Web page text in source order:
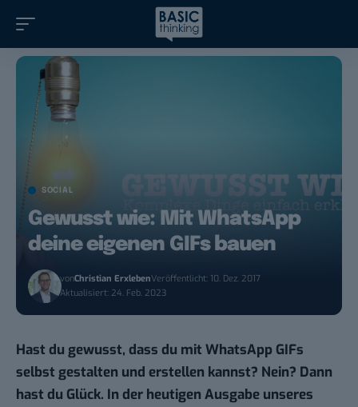
SOCIAL
Gewusst wie: Mit WhatsApp
deine eigenen GIFs bauen
vonChristian ErxlebenVeröffentlicht: 10. Dez. 2017
Aktualisiert: 24. Feb. 2023
Hast du gewusst, dass du mit WhatsApp GIFs
selbst gestalten und erstellen kannst? Nein? Dann
hast du Glück. In der heutigen Ausgabe unseres